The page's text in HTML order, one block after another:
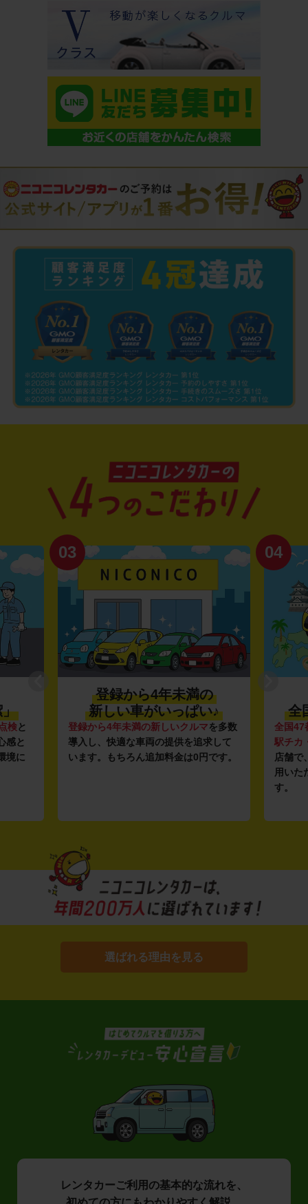
」
検と
感と
境に
03
登録から4年未満の
新しい車がいっぱい♪
登録から4年未満の新しいクルマを多数
導入し、快適な車両の提供を追求して
います。もちろん追加料金は0円です。
04
全
全国47
駅チカ
店舗で
用いた
す。
選ばれる理由を見る
レンタカーご利用の基本的な流れを、